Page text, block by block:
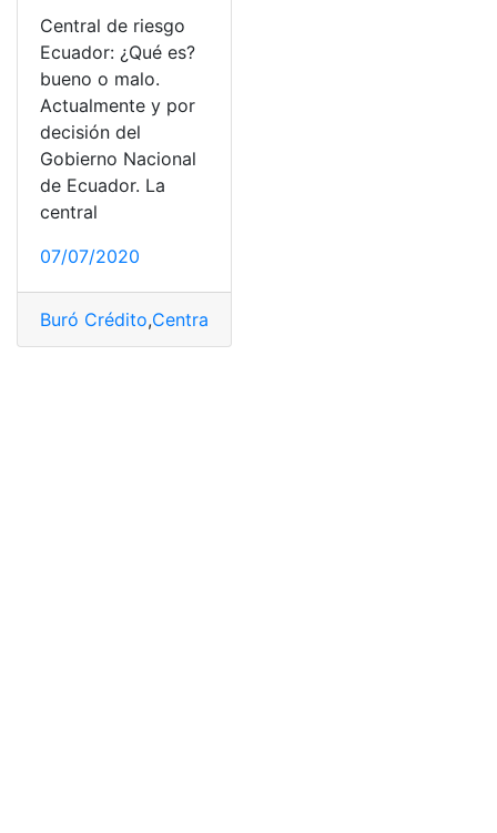
Central de riesgo
Ecuador: ¿Qué es?
bueno o malo.
Actualmente y por
decisión del
Gobierno Nacional
de Ecuador. La
central
07/07/2020
Buró Crédito,Central de Riesgos